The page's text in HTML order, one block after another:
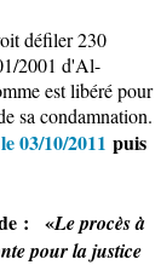
défiler 230
2001 d'Al-
est libéré pour
sa condamnation.
03/10/2011 puis
: «Le procès à
pour la justice